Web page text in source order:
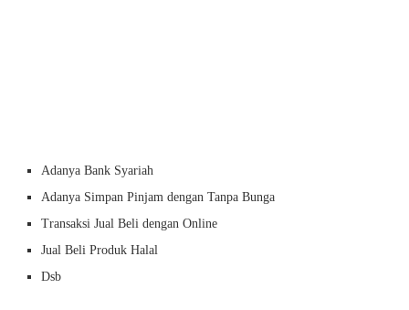
Adanya Bank Syariah
Adanya Simpan Pinjam dengan Tanpa Bunga
Transaksi Jual Beli dengan Online
Jual Beli Produk Halal
Dsb